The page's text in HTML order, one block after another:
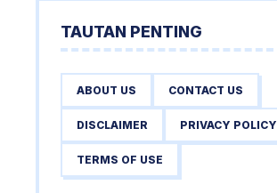
TAUTAN PENTING
ABOUT US CONTACT US
DISCLAIMER PRIVACY POLICY
TERMS OF USE